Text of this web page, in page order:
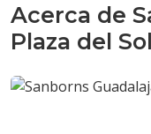
Acerca de
Plaza del Sol